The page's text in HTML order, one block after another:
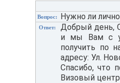
Вопрос: Нужно ли
Ответ:
Добрый день,
и мы Вам с
получить по
адресу: Ул.
Спасибо, что
Визовый